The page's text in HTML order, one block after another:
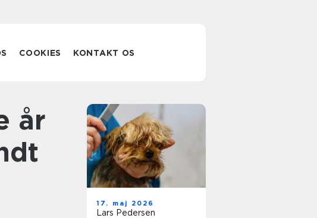
COOKIES KONTAKT OS
17. maj 2026
Lars Pedersen